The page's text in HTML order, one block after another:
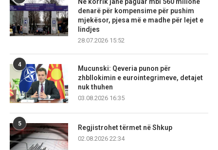
denarë për kompensime për pushim
mjekësor, pjesa më e madhe për lejet e
lindjes
28.07.2026 15:52
4
Mucunski: Qeveria punon për
zhbllokimin e eurointegrimeve, detajet
nuk thuhen
03.08.2026 16:35
5
Regjistrohet tërmet në Shkup
02.08.2026 22:34